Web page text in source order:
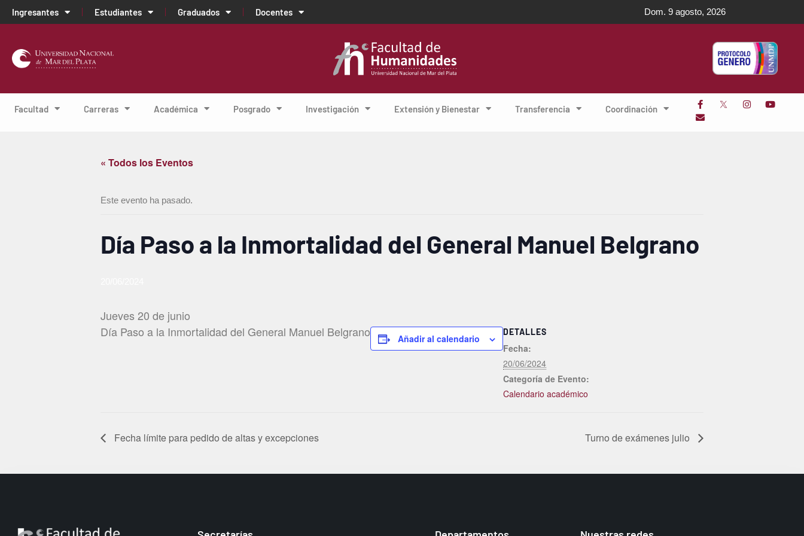
Ingresantes Estudiantes Graduados Docentes Dom. 9 agosto, 2026
Facultad Carreras Académica Posgrado Investigación Extensión y Bienestar Transferencia Coordinación
« Todos los Eventos
Este evento ha pasado.
Día Paso a la Inmortalidad del General Manuel Belgrano
Jueves 20 de junio
Día Paso a la Inmortalidad del General Manuel Belgrano
Añadir al calendario
DETALLES
Fecha:
20/06/2024
Categoría de Evento:
Calendario académico
Fecha límite para pedido de altas y excepciones Turno de exámenes julio